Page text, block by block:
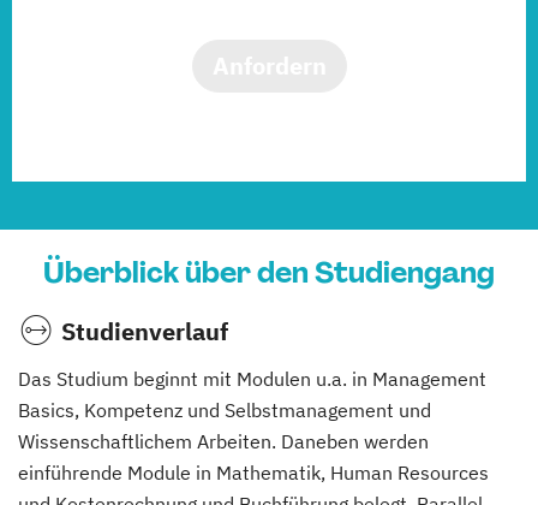
Überblick über den Studiengang
Studienverlauf
Das Studium beginnt mit Modulen u.a. in Management
Basics, Kompetenz und Selbstmanagement und
Wissenschaftlichem Arbeiten. Daneben werden
einführende Module in Mathematik, Human Resources